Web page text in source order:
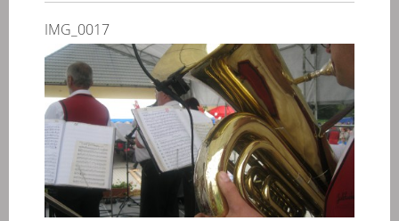
IMG_0017